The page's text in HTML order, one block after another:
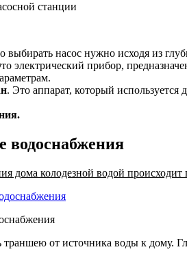
станции
выбирать насос нужно исходя из
электрический прибор,
. Это аппарат, который
водоснабжения
дома колодезной водой происходит
траншею от источника воды к дому.